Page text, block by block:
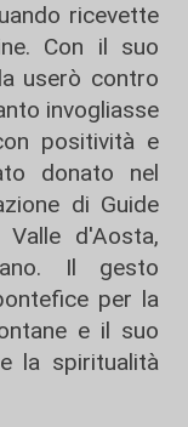
ricevette
Con il suo
userò contro
invogliasse
positività e
donato nel
di Guide
d'Aosta,
Il gesto
per la
e il suo
la spiritualità